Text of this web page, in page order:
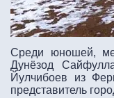
Среди юношей,
Дунёзод
Йулчибоев из
представитель